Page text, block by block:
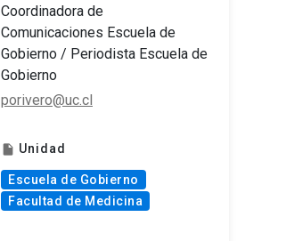
Coordinadora de
Comunicaciones Escuela de
Gobierno / Periodista Escuela de
Gobierno
porivero@uc.cl
insert_drive_file Unidad
Escuela de Gobierno
Facultad de Medicina